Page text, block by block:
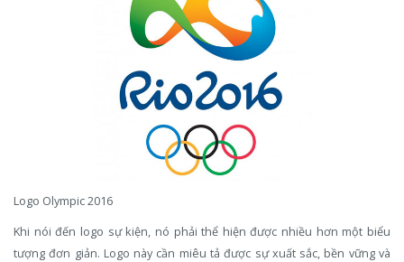
Logo Olympic 2016
Khi nói đến logo sự kiện, nó phải thể hiện được nhiều hơn một biểu
tượng đơn giản. Logo này cần miêu tả được sự xuất sắc, bền vững và